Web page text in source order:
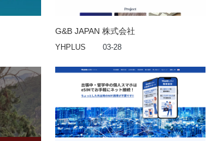
G&B JAPAN 株式会社
YHPLUS 03-28